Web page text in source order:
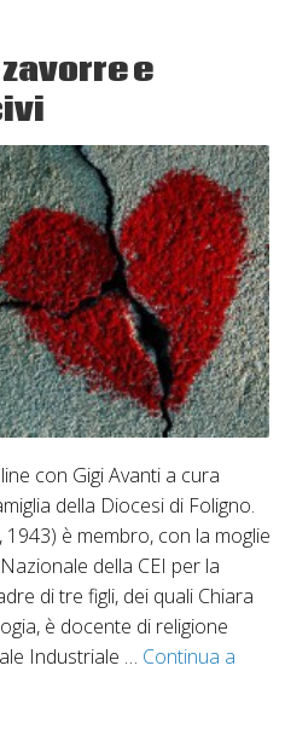
e
con Gigi Avanti a cura
della Diocesi di Foligno.
è membro, con la moglie
della CEI per la
di tre figli, dei quali Chiara
è docente di religione
Industriale … Continua a